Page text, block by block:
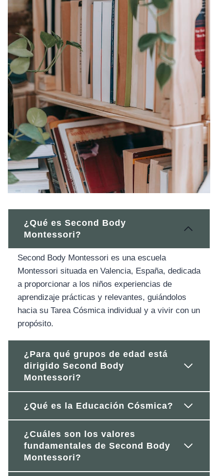
¿Qué es Second Body
Montessori?
Second Body Montessori es una escuela
Montessori situada en Valencia, España, dedicada
a proporcionar a los niños experiencias de
aprendizaje prácticas y relevantes, guiándolos
hacia su Tarea Cósmica individual y a vivir con un
propósito.
¿Para qué grupos de edad está
dirigido Second Body
Montessori?
¿Qué es la Educación Cósmica?
¿Cuáles son los valores
fundamentales de Second Body
Montessori?